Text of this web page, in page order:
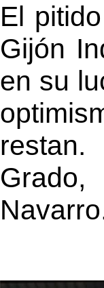
El
Gijón
en su
restan.